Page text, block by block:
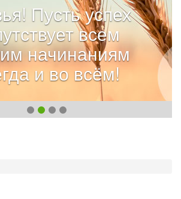
Пусть успех
всем
начинаниям
и во всём!